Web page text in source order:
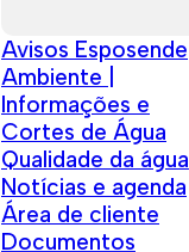
Avisos Esposende
Ambiente |
Informações e
Cortes de Água
Qualidade da água
Notícias e agenda
Área de cliente
Documentos